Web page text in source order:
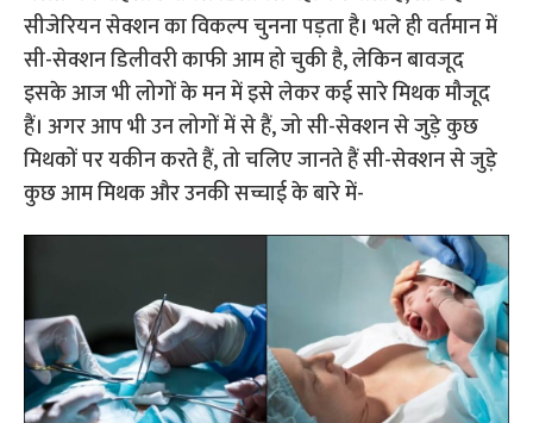
सीजेरियन सेक्शन का विकल्प चुनना पड़ता है। भले ही वर्तमान में
सी-सेक्शन डिलीवरी काफी आम हो चुकी है, लेकिन बावजूद
इसके आज भी लोगों के मन में इसे लेकर कई सारे मिथक मौजूद
हैं। अगर आप भी उन लोगों में से हैं, जो सी-सेक्शन से जुड़े कुछ
मिथकों पर यकीन करते हैं, तो चलिए जानते हैं सी-सेक्शन से जुड़े
कुछ आम मिथक और उनकी सच्चाई के बारे में-